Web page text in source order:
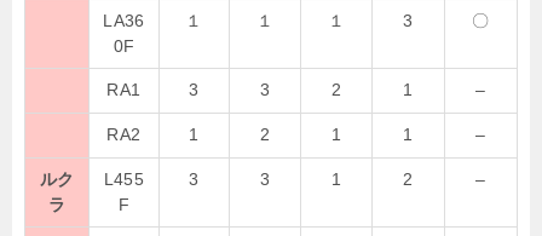
LA36
0F
１ １ １ 3 〇
RA1 3 3 2 1 –
RA2 1 2 1 1 –
ルク
ラ
L455
F
3 3 1 2 –